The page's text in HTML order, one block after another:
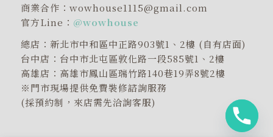
商業合作：wowhouse1115@gmail.com
官方Line： @wowhouse
總店：新北市中和區中正路903號1、2樓 (自有店面)
台中店：台中市北屯區敦化路一段585號1、2樓
高雄店：高雄市鳳山區瑞竹路140巷19弄8號2樓
※門市現場提供免費裝修諮詢服務
(採預約制，來店需先洽詢客服)